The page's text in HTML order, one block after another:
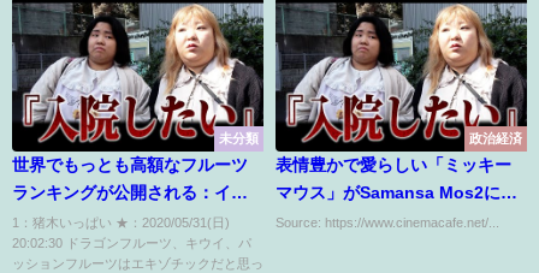
未分類
世界でもっとも高額なフルーツ
ランキングが公開される：イン
ド
1：猪木いっぱい ★：2020/05/31(日)
20:02:30 ドラゴンフルーツ、キウイ、パ
ッションフルーツはエキゾチックだと思っ
政治経済
表情豊かで愛らしい「ミッキー
マウス」がSamansa Mos2に登
場！7月24日から
Source: https://www.cinemacafe.net/...